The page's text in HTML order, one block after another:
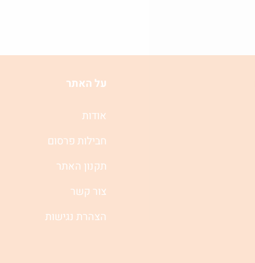
על האתר
אודות
חבילות פרסום
תקנון האתר
צור קשר
הצהרת נגישות